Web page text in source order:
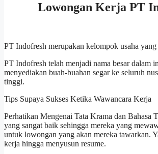
Lowongan Kerja PT
PT Indofresh merupakan kelompok usaha
PT Indofresh telah menjadi nama besar dalam
menyediakan buah-buahan segar ke seluruh
tinggi.
Tips Supaya Sukses Ketika Wawancara Kerja
Perhatikan Mengenai Tata Krama dan Bahasa
yang sangat baik sehingga mereka yang
untuk lowongan yang akan mereka tawarkan.
kerja hingga menyusun resume.